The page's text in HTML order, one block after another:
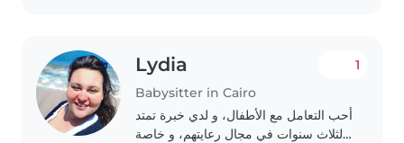
Lydia
Babysitter in Cairo
1
أحب التعامل مع الأطفال، و لدي خبرة تمتد
لثلاث سنوات في مجال رعايتهم، و خاصة